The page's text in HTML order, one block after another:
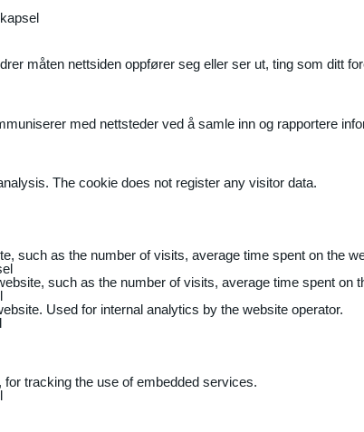
måten nettsiden oppfører seg eller ser ut, ting som ditt
med nettsteder ved å samle inn og rapportere
The cookie does not register any visitor data.
such as the number of visits, average time spent on the
such as the number of visits, average time spent on
Used for internal analytics by the website operator.
tracking the use of embedded services.